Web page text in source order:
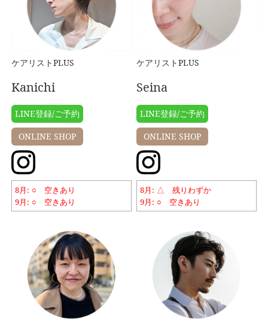
ケアリストPLUS
Kanichi
LINE登録/ご予約
ONLINE SHOP
8月
○ 空きあり
9月
○ 空きあり
ケアリストPLUS
Seina
LINE登録/ご予約
ONLINE SHOP
8月
△ 残りわずか
9月
○ 空きあり